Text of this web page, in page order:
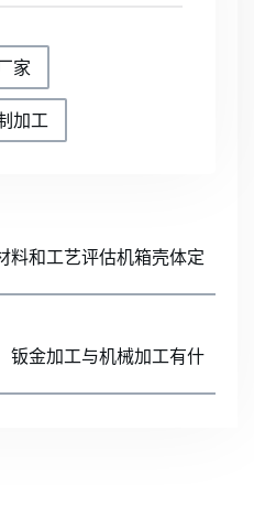
家
加工
料和工艺评估机箱壳体定
钣金加工与机械加工有什